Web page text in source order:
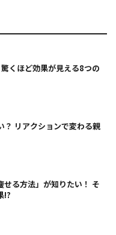
くほど効果が見える8つの
？ リアクションで変わる親
せる方法」が知りたい！ そ
!?